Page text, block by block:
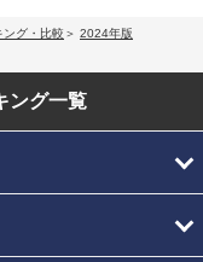
グ・比較
2024年版
ング一覧